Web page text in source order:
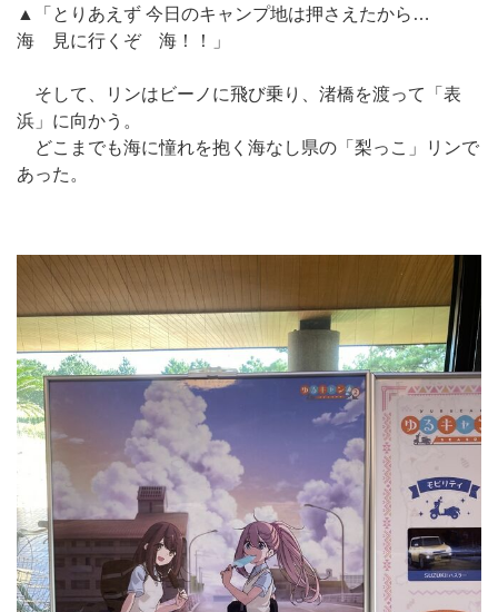
▲「とりあえず 今日のキャンプ地は押さえたから…
海 見に行くぞ 海！！」
そして、リンはビーノに飛び乗り、渚橋を渡って「表
浜」に向かう。
どこまでも海に憧れを抱く海なし県の「梨っこ」リンで
あった。